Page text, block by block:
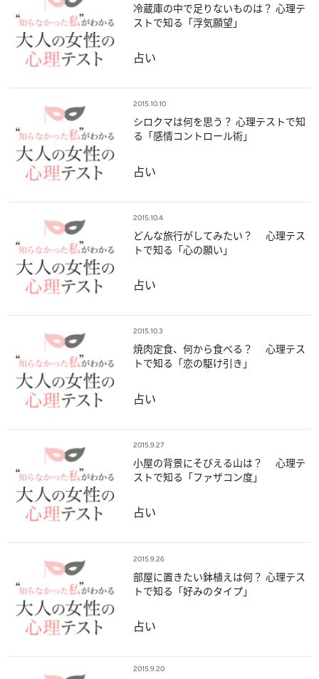
冷蔵庫の中で足りないものは？ 心理テ
ストで知る「浮気願望」
占い
2015.10.10
シロクマは何を思う？ 心理テストで知
る「感情コントロール術」
占い
2015.10.4
どんな旅行がしてみたい？ 心理テス
トで知る「心の願い」
占い
2015.10.3
焼肉定食、何から食べる？ 心理テス
トで知る「恋の駆け引き」
占い
2015.9.27
小屋の背景にそびえる山は？ 心理テ
ストで知る「ファザコン度」
占い
2015.9.26
部屋に置きたい鉢植えは何？ 心理テス
トで知る「好みのタイプ」
占い
2015.9.20